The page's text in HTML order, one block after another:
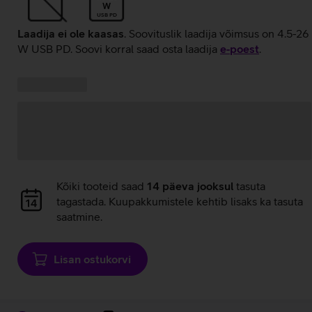
W
USB PD
Laadija ei ole kaasas. Soovituslik laadija võimsus on 4.5-26
W USB PD. Soovi korral saad osta laadija e‑poest.
Andmete
laadimine
Kõiki tooteid saad 14 päeva jooksul tasuta
tagastada. Kuupakkumistele kehtib lisaks ka tasuta
saatmine.
Lisan ostukorvi